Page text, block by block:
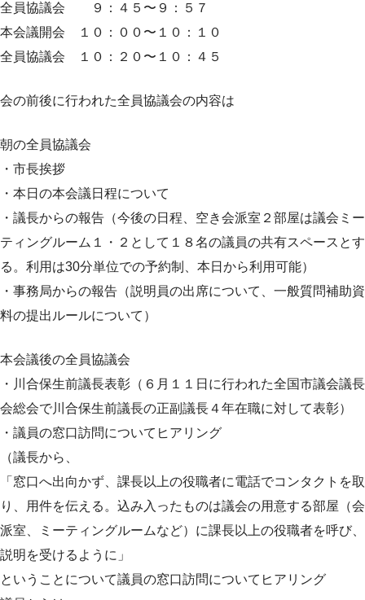
全員協議会 ９：４５〜９：５７
本会議開会 １０：００〜１０：１０
全員協議会 １０：２０〜１０：４５
会の前後に行われた全員協議会の内容は
朝の全員協議会
・市長挨拶
・本日の本会議日程について
・議長からの報告（今後の日程、空き会派室２部屋は議会ミー
ティングルーム１・２として１８名の議員の共有スペースとす
る。利用は30分単位での予約制、本日から利用可能）
・事務局からの報告（説明員の出席について、一般質問補助資
料の提出ルールについて）
本会議後の全員協議会
・川合保生前議長表彰（６月１１日に行われた全国市議会議長
会総会で川合保生前議長の正副議長４年在職に対して表彰）
・議員の窓口訪問についてヒアリング
（議長から、
「窓口へ出向かず、課長以上の役職者に電話でコンタクトを取
り、用件を伝える。込み入ったものは議会の用意する部屋（会
派室、ミーティングルームなど）に課長以上の役職者を呼び、
説明を受けるように」
ということについて議員の窓口訪問についてヒアリング